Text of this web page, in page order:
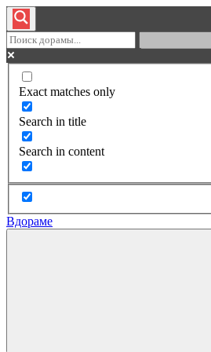
Exact matches only
Search in title
Search in content
Вдораме